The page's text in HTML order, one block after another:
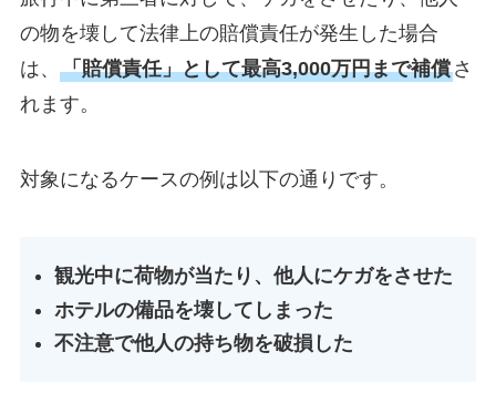
の物を壊して法律上の賠償責任が発生した場合
は、 「賠償責任」として最高3,000万円まで補償さ
れます。
対象になるケースの例は以下の通りです。
観光中に荷物が当たり、他人にケガをさせた
ホテルの備品を壊してしまった
不注意で他人の持ち物を破損した